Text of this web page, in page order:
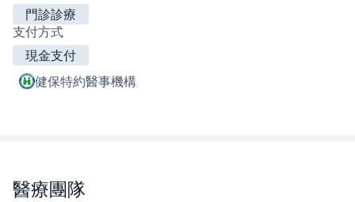
門診診療
支付方式
現金支付
健保特約醫事機構
醫療團隊